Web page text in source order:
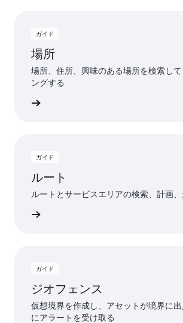
ガイド
場所
場所、住所、興味のある場所を検索し
ングする
ガイド
ルート
ルートとサービスエリアの検索、計画
ガイド
ジオフェンス
仮想境界を作成し、アセットが境界に
にアラートを受け取る